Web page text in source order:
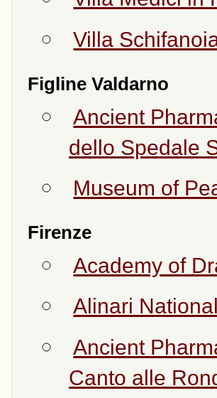
Villa
Figline Valdarno
Ancient
dello Spedale
Museum of
Firenze
Academy of
Alinari
Ancient
Canto alle